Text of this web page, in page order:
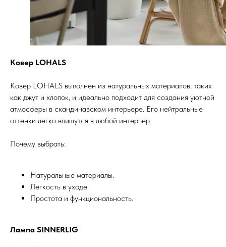
Ковер LOHALS
Ковер LOHALS выполнен из натуральных материалов, таких
как джут и хлопок, и идеально подходит для создания уютной
атмосферы в скандинавском интерьере. Его нейтральные
оттенки легко впишутся в любой интерьер.
Почему выбрать:
Натуральные материалы.
Легкость в уходе.
Простота и функциональность.
Лампа SINNERLIG